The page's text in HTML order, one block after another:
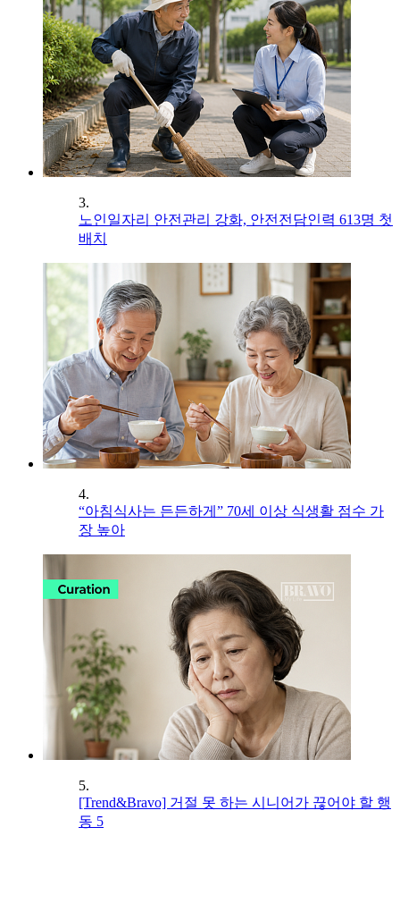
3.
노인일자리 안전관리 강화, 안전전담인력 613명 첫
배치
4.
“아침식사는 든든하게” 70세 이상 식생활 점수 가
장 높아
5.
[Trend&Bravo] 거절 못 하는 시니어가 끊어야 할 행
동 5